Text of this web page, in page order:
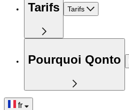
Tarifs Tarifs
Pourquoi Qonto
fr